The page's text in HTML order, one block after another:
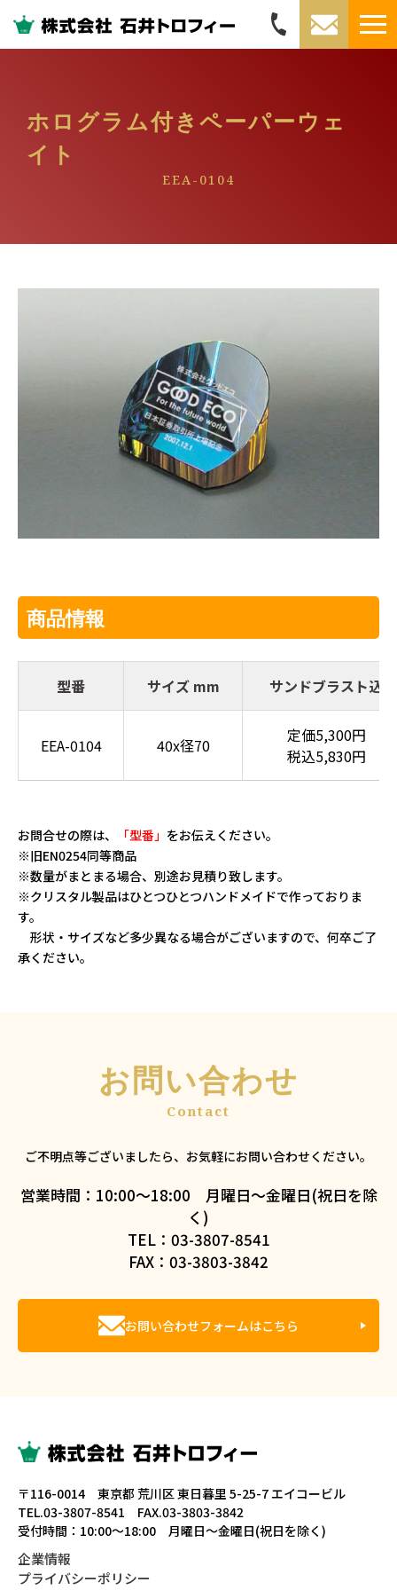
ホログラム付きペーパーウェ
イト
EEA-0104
商品情報
型番 サイズ mm サンドブラスト込
EEA-0104 40x径70
定価5,300円
税込5,830円
お問合せの際は、 「型番」 をお伝えください。
※旧EN0254同等商品
※数量がまとまる場合、別途お見積り致します。
※クリスタル製品はひとつひとつハンドメイドで作っておりま
す。
形状・サイズなど多少異なる場合がございますので、何卒ご了
承ください。
お問い合わせ
ご不明点等ございましたら、お気軽にお問い合わせください。
営業時間：10:00～18:00 月曜日～金曜日(祝日を除
く)
TEL：03-3807-8541
FAX：03-3803-3842
お問い合わせフォームはこちら
〒116-0014 東京都 荒川区 東日暮里 5-25-7 エイコービル
TEL.03-3807-8541 FAX.03-3803-3842
受付時間：10:00～18:00 月曜日～金曜日(祝日を除く)
企業情報
プライバシーポリシー